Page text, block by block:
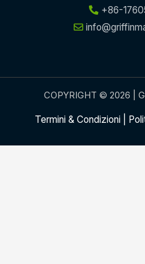
+86-
COPYRIGHT © 2026 |
Termini & Condizioni|